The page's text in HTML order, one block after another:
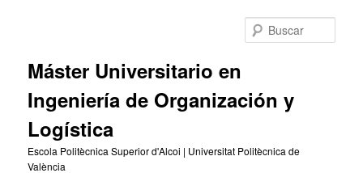
Máster Universitario en
Ingeniería de Organización y
Logística
Escola Politècnica Superior d'Alcoi | Universitat Politècnica de
València